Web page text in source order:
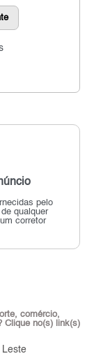
pelo
qualquer
corretor
comércio,
Clique no(s) link(s)
Leste